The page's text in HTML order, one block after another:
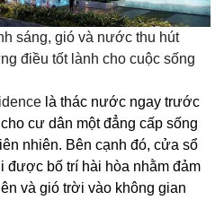
sáng, gió và nước thu hút
điều tốt lành cho cuộc sống
là thác nước ngay trước
cư dân một đẳng cấp sống
nhiên. Bên cạnh đó, cửa sổ
được bố trí hài hòa nhằm đảm
và gió trời vào không gian